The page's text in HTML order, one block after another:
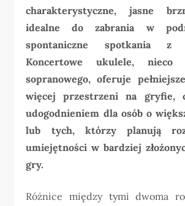
charakterystyczne, jasne
idealne do zabrania w
spontaniczne spotkania z
Koncertowe ukulele, nieco
sopranowego, oferuje
więcej przestrzeni na gryfie,
udogodnieniem dla osób o
lub tych, którzy planują
umiejętności w bardziej
gry.
Różnice między tymi dwoma